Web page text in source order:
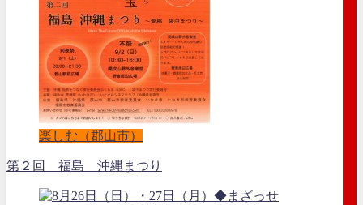
楽しむ（郡山市）
第２回 福島 沖縄まつり